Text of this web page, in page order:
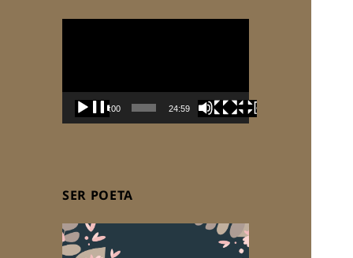
00:00 24:59
SER POETA